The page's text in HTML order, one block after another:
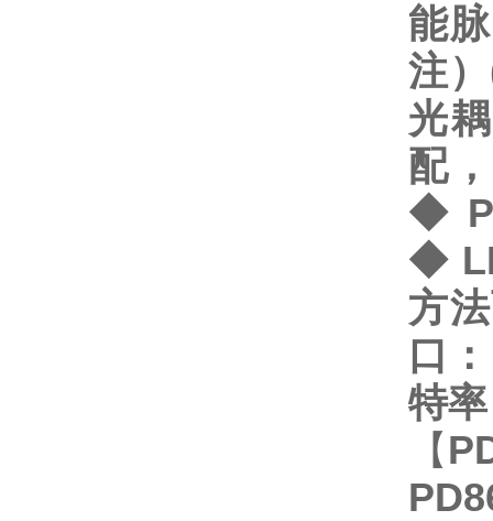
能
注
光
配
◆
◆
方
口
特
【